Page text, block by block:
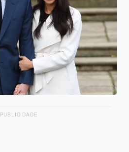
PUBLICIDADE